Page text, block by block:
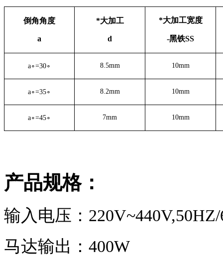
倒角角度
a
*大加工
d
*大加工宽度
-黑铁SS
a∘=30∘ 8.5mm 10mm
a∘=35∘ 8. 2mm 10mm
a∘=45∘ 7mm 10mm
产品规格：
输入电压：
马达输出： 400W